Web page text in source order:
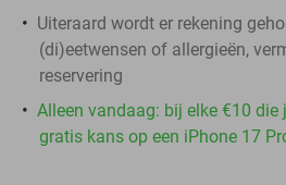
Uiteraard wordt er rekening
(di)eetwensen of allergieën,
reservering
Alleen vandaag: bij elke €10 die
gratis kans op een iPhone 17